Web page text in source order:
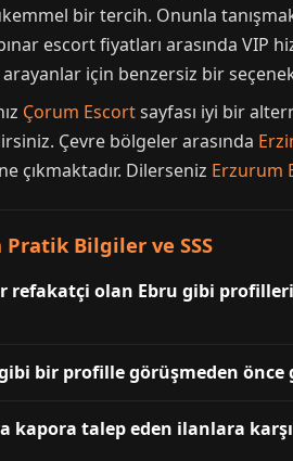
bir tercih. Onunla
escort fiyatları arasında VIP
için benzersiz bir
Çorum Escortsayfası iyi bir
Çevre bölgeler arasında
çıkmaktadır. Dilerseniz Erzurum
Pratik Bilgiler ve SSS
refakatçi olan Ebru gibi
gibi bir profille görüşmeden
kapora talep eden ilanlara